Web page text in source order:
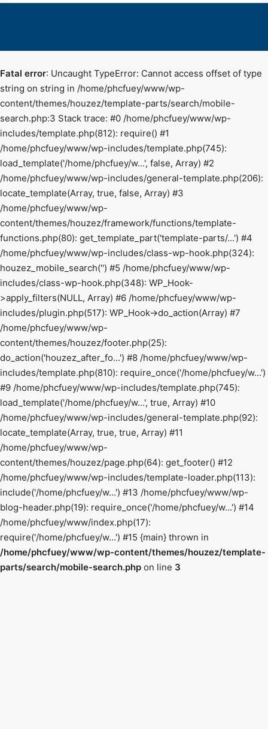
Fatal error: Uncaught TypeError: Cannot access offset of type
string on string in /home/phcfuey/www/wp-
content/themes/houzez/template-parts/search/mobile-
search.php:3 Stack trace: #0 /home/phcfuey/www/wp-
includes/template.php(812): require() #1
/home/phcfuey/www/wp-includes/template.php(745):
load_template('/home/phcfuey/w...', false, Array) #2
/home/phcfuey/www/wp-includes/general-template.php(206):
locate_template(Array, true, false, Array) #3
/home/phcfuey/www/wp-
content/themes/houzez/framework/functions/template-
functions.php(80): get_template_part('template-parts/...') #4
/home/phcfuey/www/wp-includes/class-wp-hook.php(324):
houzez_mobile_search('') #5 /home/phcfuey/www/wp-
includes/class-wp-hook.php(348): WP_Hook-
>apply_filters(NULL, Array) #6 /home/phcfuey/www/wp-
includes/plugin.php(517): WP_Hook->do_action(Array) #7
/home/phcfuey/www/wp-
content/themes/houzez/footer.php(25):
do_action('houzez_after_fo...') #8 /home/phcfuey/www/wp-
includes/template.php(810): require_once('/home/phcfuey/w...')
#9 /home/phcfuey/www/wp-includes/template.php(745):
load_template('/home/phcfuey/w...', true, Array) #10
/home/phcfuey/www/wp-includes/general-template.php(92):
locate_template(Array, true, true, Array) #11
/home/phcfuey/www/wp-
content/themes/houzez/page.php(64): get_footer() #12
/home/phcfuey/www/wp-includes/template-loader.php(113):
include('/home/phcfuey/w...') #13 /home/phcfuey/www/wp-
blog-header.php(19): require_once('/home/phcfuey/w...') #14
/home/phcfuey/www/index.php(17):
require('/home/phcfuey/w...') #15 {main} thrown in
/home/phcfuey/www/wp-content/themes/houzez/template-
parts/search/mobile-search.php on line 3